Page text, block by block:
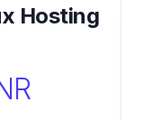
Hosting